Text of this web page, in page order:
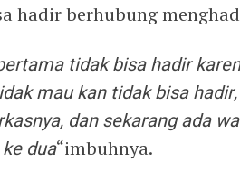
hadir berhubung
tidak bisa hadir
mau kan tidak bisa
dan sekarang ada
dua“imbuhnya.